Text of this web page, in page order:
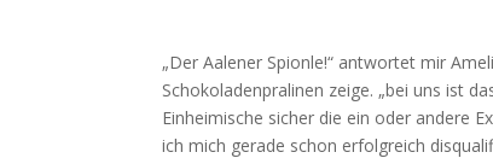
„Der Aalener Spionle!“ antwortet mir
Schokoladenpralinen zeige. „bei uns ist
Einheimische sicher die ein oder andere
ich mich gerade schon erfolgreich